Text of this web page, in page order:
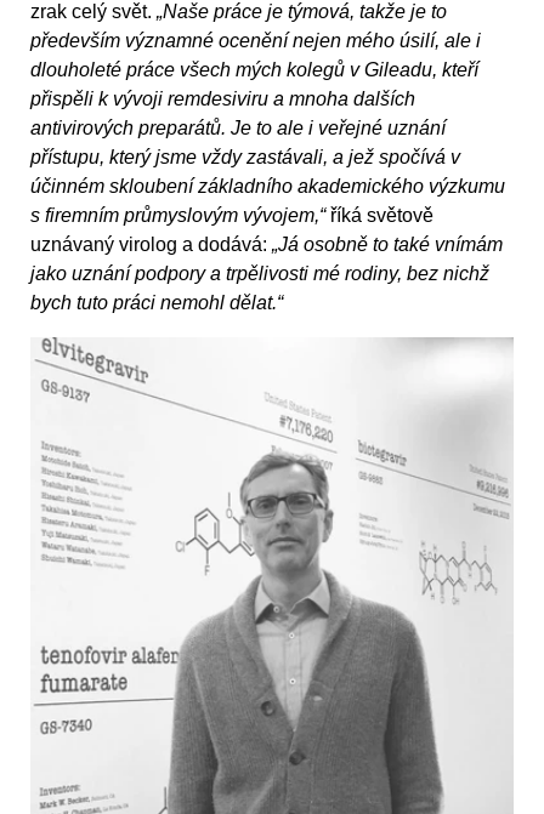
zrak celý svět. „Naše práce je týmová, takže je to
především významné ocenění nejen mého úsilí, ale i
dlouholeté práce všech mých kolegů v Gileadu, kteří
přispěli k vývoji remdesiviru a mnoha dalších
antivirových preparátů. Je to ale i veřejné uznání
přístupu, který jsme vždy zastávali, a jež spočívá v
účinném skloubení základního akademického výzkumu
s firemním průmyslovým vývojem,“říká světově
uznávaný virolog a dodává: „Já osobně to také vnímám
jako uznání podpory a trpělivosti mé rodiny, bez nichž
bych tuto práci nemohl dělat.“